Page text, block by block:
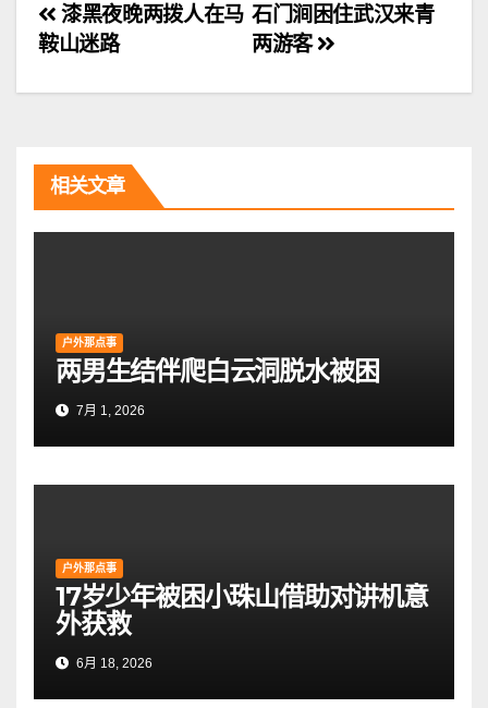
文
章
航
石门涧困住武汉来青
两游客
漆黑夜晚两拨人在马
鞍山迷路
相关文章
户外那点事
两男生结伴爬白云洞脱水被困
7月 1, 2026
户外那点事
17岁少年被困小珠山借助对讲机意
外获救
6月 18, 2026